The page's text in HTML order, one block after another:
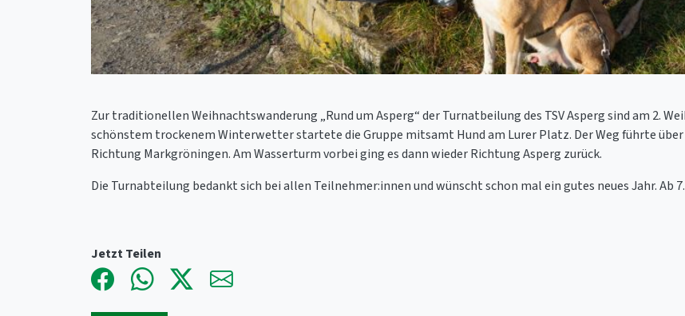
Zur traditionellen Weihnachtswanderung „Rund um Asperg“ der Turnatbeilung des TSV Asperg sind am 2.
schönstem trockenem Winterwetter startete die Gruppe mitsamt Hund am Lurer Platz. Der Weg führte
Richtung Markgröningen. Am Wasserturm vorbei ging es dann wieder Richtung Asperg zurück.
Die Turnabteilung bedankt sich bei allen Teilnehmer:innen und wünscht schon mal ein gutes neues Jahr. Ab
Jetzt Teilen